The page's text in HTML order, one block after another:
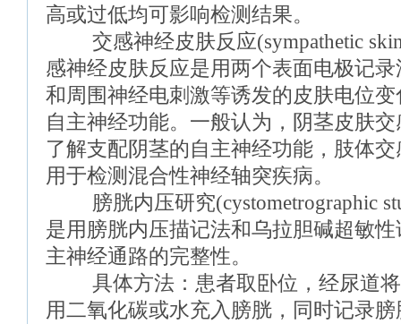
高或过低均可影响检测结果。
交感神经皮肤反应(sympathetic skin
感神经皮肤反应是用两个表面电极记
和周围神经电刺激等诱发的皮肤电位
自主神经功能。一般认为，阴茎皮肤
了解支配阴茎的自主神经功能，肢体
用于检测混合性神经轴突疾病。
膀胱内压研究(cystometrographic
是用膀胱内压描记法和乌拉胆碱超敏
主神经通路的完整性。
具体方法：患者取卧位，经尿道将
用二氧化碳或水充入膀胱，同时记录